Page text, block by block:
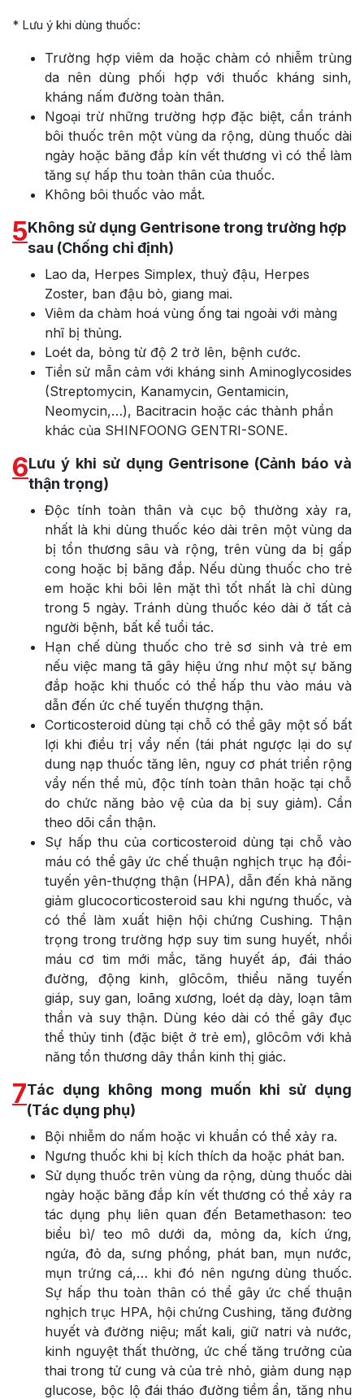
* Lưu ý khi dùng thuốc:
Trường hợp viêm da hoặc chàm có nhiễm trùng
da nên dùng phối hợp với thuốc kháng sinh,
kháng nấm đường toàn thân.
Ngoại trừ những trường hợp đặc biệt, cần tránh
bôi thuốc trên một vùng da rộng, dùng thuốc dài
ngày hoặc băng đắp kín vết thương vì có thể làm
tăng sự hấp thu toàn thân của thuốc.
Không bôi thuốc vào mắt.
5Không sử dụng Gentrisone trong trường hợp
sau (Chống chỉ định)
Lao da, Herpes Simplex, thuỷ đậu, Herpes
Zoster, ban đậu bò, giang mai.
Viêm da chàm hoá vùng ống tai ngoài với màng
nhĩ bị thủng.
Loét da, bỏng từ độ 2 trở lên, bệnh cước.
Tiền sử mẫn cảm với kháng sinh Aminoglycosides
(Streptomycin, Kanamycin, Gentamicin,
Neomycin,…), Bacitracin hoặc các thành phần
khác của SHINFOONG GENTRI-SONE.
6Lưu ý khi sử dụng Gentrisone (Cảnh báo và
thận trọng)
Độc tính toàn thân và cục bộ thường xảy ra,
nhất là khi dùng thuốc kéo dài trên một vùng da
bị tổn thương sâu và rộng, trên vùng da bị gấp
cong hoặc bị băng đắp. Nếu dùng thuốc cho trẻ
em hoặc khi bôi lên mặt thì tốt nhất là chỉ dùng
trong 5 ngày. Tránh dùng thuốc kéo dài ở tất cả
người bệnh, bất kể tuổi tác.
Hạn chế dùng thuốc cho trẻ sơ sinh và trẻ em
nếu việc mang tã gây hiệu ứng như một sự băng
đắp hoặc khi thuốc có thể hấp thu vào máu và
dẫn đến ức chế tuyến thượng thận.
Corticosteroid dùng tại chỗ có thể gây một số bất
lợi khi điều trị vẩy nến (tái phát ngược lại do sự
dung nạp thuốc tăng lên, nguy cơ phát triển rộng
vẩy nến thể mủ, độc tính toàn thân hoặc tại chỗ
do chức năng bảo vệ của da bị suy giảm). Cần
theo dõi cẩn thận.
Sự hấp thu của corticosteroid dùng tại chỗ vào
máu có thể gây ức chế thuận nghịch trục hạ đồi-
tuyến yên-thượng thận (HPA), dẫn đến khả năng
giảm glucocorticosteroid sau khi ngưng thuốc, và
có thể làm xuất hiện hội chứng Cushing. Thận
trọng trong trường hợp suy tim sung huyết, nhồi
máu cơ tim mới mắc, tăng huyết áp, đái tháo
đường, động kinh, glôcôm, thiểu năng tuyến
giáp, suy gan, loãng xương, loét dạ dày, loạn tâm
thần và suy thận. Dùng kéo dài có thể gây đục
thể thủy tinh (đặc biệt ở trẻ em), glôcôm với khả
năng tổn thương dây thần kinh thị giác.
7Tác dụng không mong muốn khi sử dụng
(Tác dụng phụ)
Bội nhiễm do nấm hoặc vi khuẩn có thể xảy ra.
Ngưng thuốc khi bị kích thích da hoặc phát ban.
Sử dụng thuốc trên vùng da rộng, dùng thuốc dài
ngày hoặc băng đắp kín vết thương có thể xảy ra
tác dụng phụ liên quan đến Betamethason: teo
biểu bì/ teo mô dưới da, mỏng da, kích ứng,
ngứa, đỏ da, sưng phồng, phát ban, mụn nước,
mụn trứng cá,… khi đó nên ngưng dùng thuốc.
Sự hấp thu toàn thân có thể gây ức chế thuận
nghịch trục HPA, hội chứng Cushing, tăng đường
huyết và đường niệu; mất kali, giữ natri và nước,
kinh nguyệt thất thường, ức chế tăng trưởng của
thai trong tử cung và của trẻ nhỏ, giảm dung nạp
glucose, bộc lộ đái tháo đường tiềm ẩn, tăng nhu